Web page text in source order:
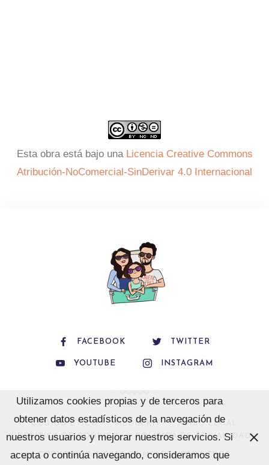
Esta obra está bajo una Licencia Creative Commons
Atribución-NoComercial-SinDerivar 4.0 Internacional
FACEBOOK TWITTER
YOUTUBE INSTAGRAM
CÓDIGO ÉTICO MEDIA KIT
AVISO LEGAL
POLÍTICA DE COOKIES
POLÍTICA DE PRIVACIDAD
COPYRIGHT © 2016-26 MALETA PARA TRES
Utilizamos cookies propias y de terceros para
obtener datos estadísticos de la navegación de
nuestros usuarios y mejorar nuestros servicios. Si
acepta o continúa navegando, consideramos que